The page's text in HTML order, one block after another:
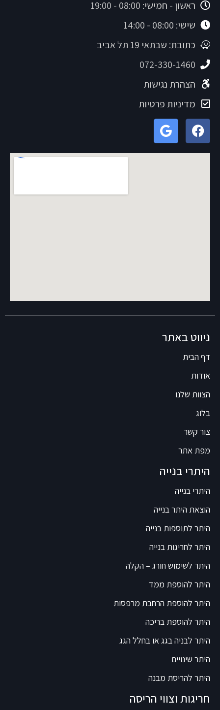
ראשון - חמישי: 08:00 - 19:00
שישי: 08:00 - 14:00
כתובת: שבתאי 19 תל אביב
072-330-1460
הצהרת נגישות
מדיניות פרטיות
ניווט באתר
דף הבית
אודות
הצוות שלנו
בלוג
צור קשר
מפת אתר
היתרי בנייה
היתרי בנייה
הוצאת היתר בנייה
היתר לתוספות בנייה
היתר לחריגות בנייה
היתר לשימוש חורג – הקלה
היתר להוספת ממד
היתר להוספת הרחבת מרפסות
היתר להוספת בריכה
היתר לבניה בגג או בחלל הגג
היתר שינויים
היתר להריסת מבנה
חריגות וצווי הריסה